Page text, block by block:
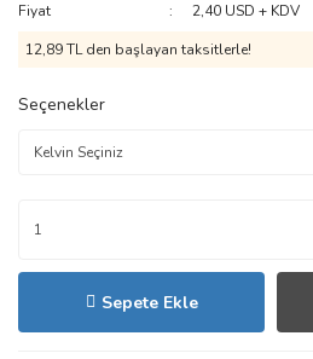
Fiyat
2,40 USD + KDV
12,89 TL den başlayan taksitlerle!
Seçenekler
Sepete Ekle